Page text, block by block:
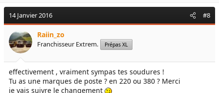
14 Janvier 2016 #8
Raiin_zo
Franchisseur Extrem. Prépas XL
effectivement , vraiment sympas tes soudures !
Tu as une marques de poste ? en 220 ou 380 ? Merci
je vais suivre le changement